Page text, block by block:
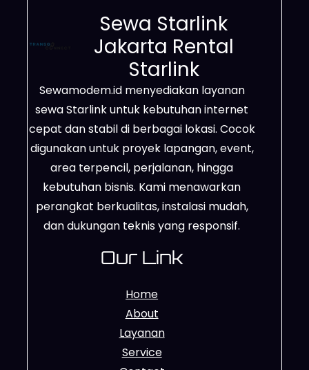
Starlink bekerja sangat efektif di
daerah terpencil, lokasi dengan
sinyal terbatas, area proyek,
pertambangan, perkebunan, serta
wilayah yang belum terjangkau
jaringan fiber optik. Dengan
jangkauan…
Sewa Starlink
Jakarta Rental
Starlink
Sewamodem.id menyediakan layanan
sewa Starlink untuk kebutuhan internet
cepat dan stabil di berbagai lokasi. Cocok
digunakan untuk proyek lapangan, event,
area terpencil, perjalanan, hingga
kebutuhan bisnis. Kami menawarkan
perangkat berkualitas, instalasi mudah,
dan dukungan teknis yang responsif.
Our Link
Home
About
Layanan
Service